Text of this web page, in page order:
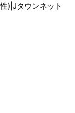
)|Jタウンネット